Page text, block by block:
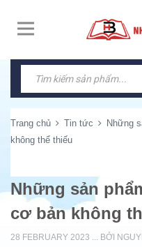
Trang chủ Tin tức
Những
không thể thiếu
Những sản
cơ bản không
28 FEBRUARY 2023 ... BỞI